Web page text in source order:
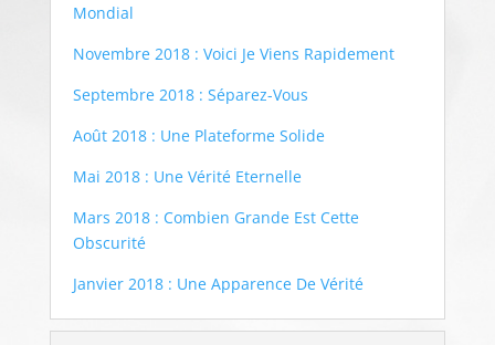
Mondial
Novembre 2018 : Voici Je Viens Rapidement
Septembre 2018 : Séparez-Vous
Août 2018 : Une Plateforme Solide
Mai 2018 : Une Vérité Eternelle
Mars 2018 : Combien Grande Est Cette
Obscurité
Janvier 2018 : Une Apparence De Vérité